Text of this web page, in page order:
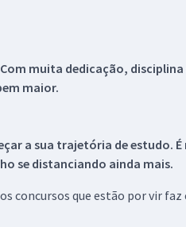
muita dedicação, disciplina
maior.
a sua trajetória de estudo.
se distanciando ainda mais.
concursos que estão por vir faz